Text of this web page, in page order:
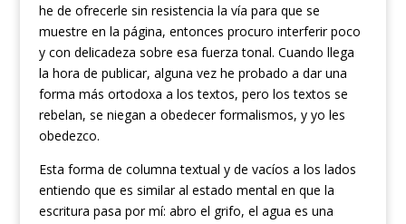
he de ofrecerle sin resistencia la vía para que se
muestre en la página, entonces procuro interferir poco
y con delicadeza sobre esa fuerza tonal. Cuando llega
la hora de publicar, alguna vez he probado a dar una
forma más ortodoxa a los textos, pero los textos se
rebelan, se niegan a obedecer formalismos, y yo les
obedezco.
Esta forma de columna textual y de vacíos a los lados
entiendo que es similar al estado mental en que la
escritura pasa por mí: abro el grifo, el agua es una